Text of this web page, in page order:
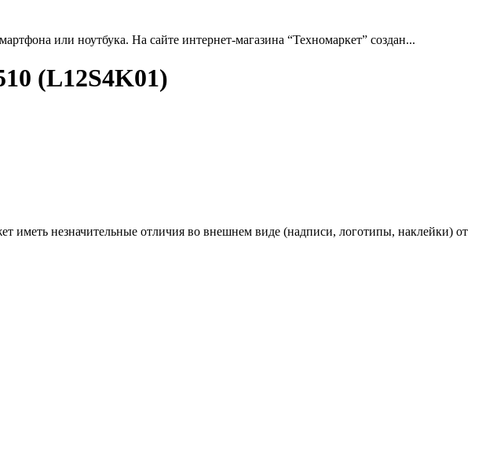
или ноутбука. На сайте интернет-магазина “Техномаркет” создан...
(L12S4K01)
иметь незначительные отличия во внешнем виде (надписи, логотипы, наклейки) от